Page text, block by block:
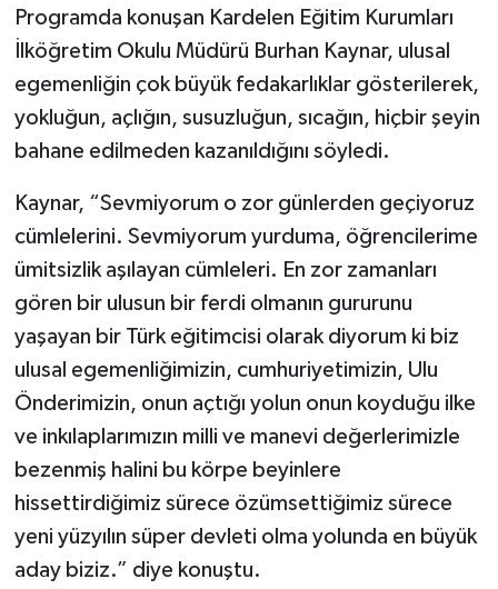
Programda konuşan Kardelen Eğitim Kurumları
İlköğretim Okulu Müdürü Burhan Kaynar, ulusal
egemenliğin çok büyük fedakarlıklar gösterilerek,
yokluğun, açlığın, susuzluğun, sıcağın, hiçbir şeyin
bahane edilmeden kazanıldığını söyledi.
Kaynar, “Sevmiyorum o zor günlerden geçiyoruz
cümlelerini. Sevmiyorum yurduma, öğrencilerime
ümitsizlik aşılayan cümleleri. En zor zamanları
gören bir ulusun bir ferdi olmanın gururunu
yaşayan bir Türk eğitimcisi olarak diyorum ki biz
ulusal egemenliğimizin, cumhuriyetimizin, Ulu
Önderimizin, onun açtığı yolun onun koyduğu ilke
ve inkılaplarımızın milli ve manevi değerlerimizle
bezenmiş halini bu körpe beyinlere
hissettirdiğimiz sürece özümsettiğimiz sürece
yeni yüzyılın süper devleti olma yolunda en büyük
aday biziz.” diye konuştu.